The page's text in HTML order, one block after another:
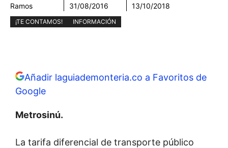
Ramos
31/08/2016
13/10/2018
¡TE CONTAMOS! INFORMACIÓN
Añadir laguiademonteria.co a Favoritos de
Google
Metrosinú.
La tarifa diferencial de transporte público